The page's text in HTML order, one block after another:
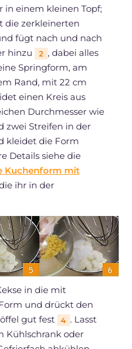
in einem kleinen Topf;
die zerkleinerten
fügt nach und nach
hinzu
2 , dabei alles
Springform, am
Rand, mit 22 cm
einen Kreis aus
Durchmesser wie
zwei Streifen in der
kleidet die Form
Details siehe die
Kuchenform mit
ihr in der
in die mit
und drückt den
gut fest
4 . Lasst
Kühlschrank oder